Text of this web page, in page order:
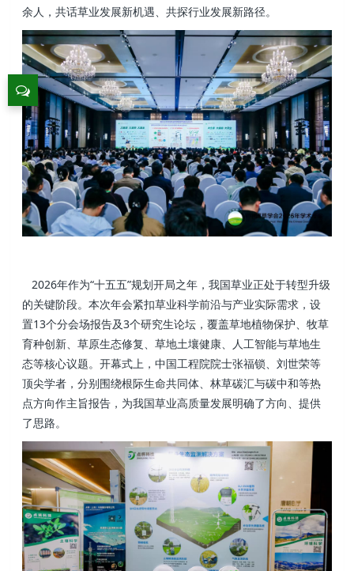
余人，共话草业发展新机遇、共探行业发展新路径。
2026年作为“十五五”规划开局之年，我国草业正处于转型升级
的关键阶段。本次年会紧扣草业科学前沿与产业实际需求，设
置13个分会场报告及3个研究生论坛，覆盖草地植物保护、牧草
育种创新、草原生态修复、草地土壤健康、人工智能与草地生
态等核心议题。开幕式上，中国工程院院士张福锁、刘世荣等
顶尖学者，分别围绕根际生命共同体、林草碳汇与碳中和等热
点方向作主旨报告，为我国草业高质量发展明确了方向、提供
了思路。